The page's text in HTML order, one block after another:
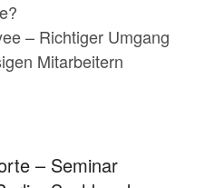
– Richtiger Umgang
Mitarbeitern
– Seminar